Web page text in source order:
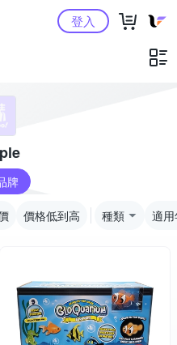
Yahoo購物中心登入
牌
價格低到高 種類 適